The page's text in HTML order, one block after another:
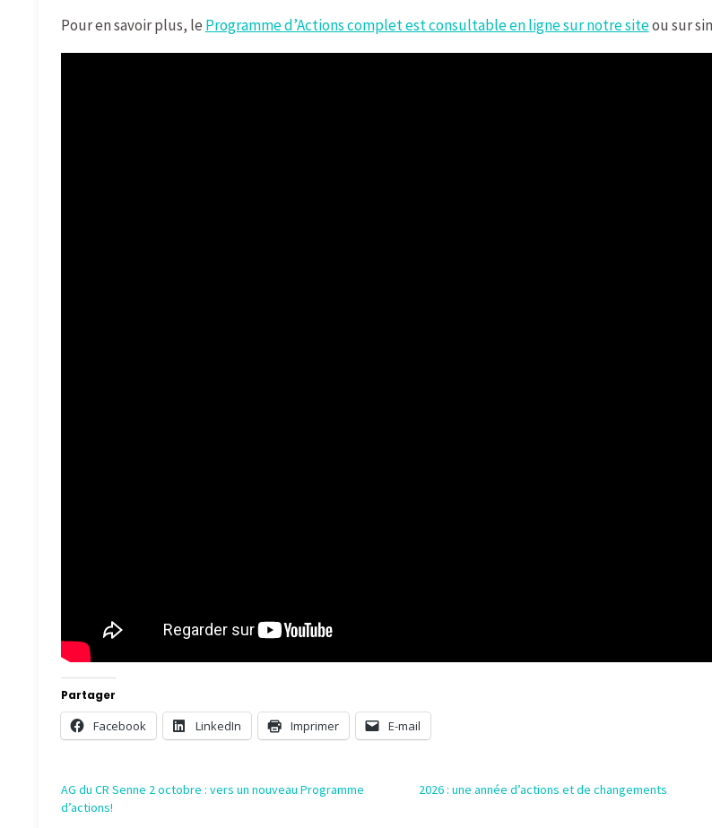
Pour en savoir plus, le Programme d’Actions complet est consultable en ligne sur notre siteou sur
Partager
Facebook LinkedIn Imprimer E-mail
AG du CR Senne 2 octobre : vers un nouveau Programme
d’actions!
2026 : une année d’actions et de changements